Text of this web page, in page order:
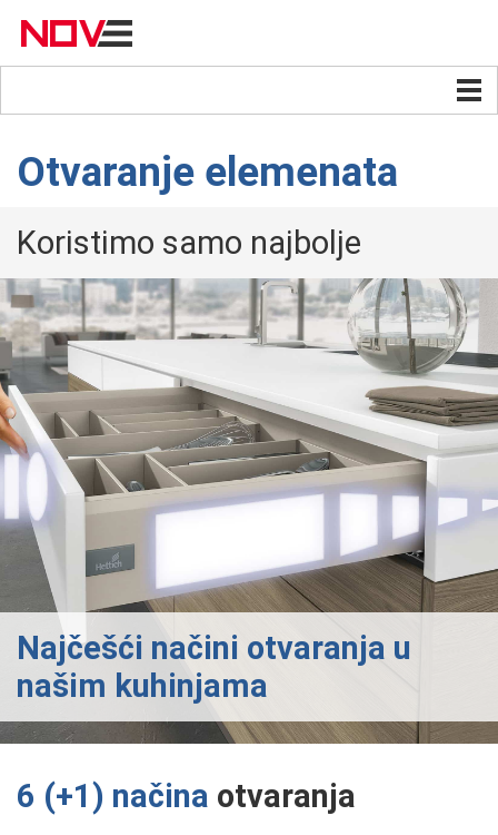
Otvaranje elemenata
Koristimo samo najbolje
Najčešći načini otvaranja u
našim kuhinjama
6 (+1) načina otvaranja